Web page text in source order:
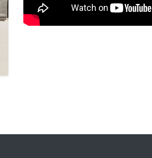
NYXmag 2. Yaş Kutlama Etkinliği